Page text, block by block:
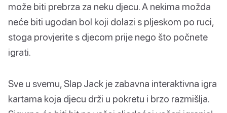
može biti prebrza za neku djecu. A nekima možda
neće biti ugodan bol koji dolazi s pljeskom po ruci,
stoga provjerite s djecom prije nego što počnete
igrati.
Sve u svemu, Slap Jack je zabavna interaktivna igra
kartama koja djecu drži u pokretu i brzo razmišlja.